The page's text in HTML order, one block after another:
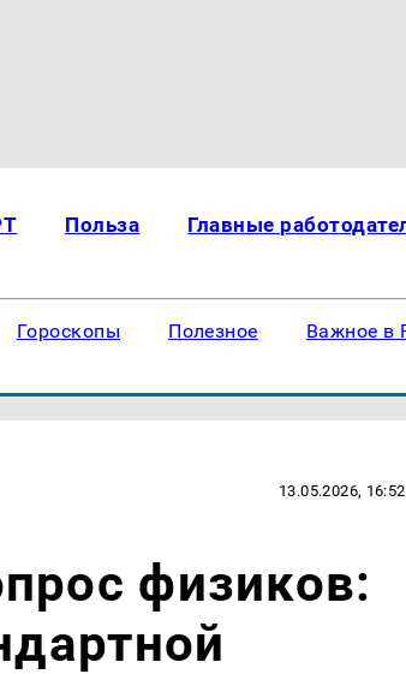
Польза Главные
Гороскопы Полезное Важное в
13.05.2026, 16:52
физиков: